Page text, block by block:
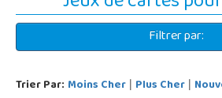
Filtrer par:
Trier Par: Moins Cher | Plus Cher |